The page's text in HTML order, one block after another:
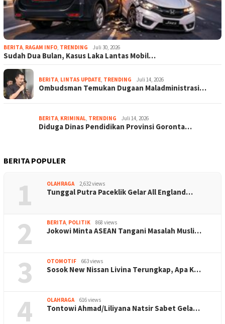
BERITA, RAGAM INFO, TRENDING Juli 30, 2026
Sudah Dua Bulan, Kasus Laka Lantas Mobil…
BERITA, LINTAS UPDATE, TRENDING Juli 14, 2026
Ombudsman Temukan Dugaan Maladministrasi…
BERITA, KRIMINAL, TRENDING Juli 14, 2026
Diduga Dinas Pendidikan Provinsi Goronta…
BERITA POPULER
1 OLAHRAGA 2,632 views
Tunggal Putra Paceklik Gelar All England…
2 BERITA, POLITIK 868 views
Jokowi Minta ASEAN Tangani Masalah Musli…
3 OTOMOTIF 663 views
Sosok New Nissan Livina Terungkap, Apa K…
4 OLAHRAGA 616 views
Tontowi Ahmad/Liliyana Natsir Sabet Gela…